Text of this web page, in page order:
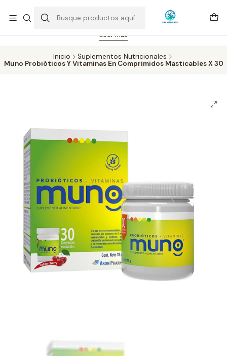
Feriado 21-05-2026 atención hasta las 14 hrs. Envío GRATIS mismo
día solo área Metropolitana Santiago por compras desde CLP 39.900.
Pedidos hasta 16 hrs., sábados y domingos hasta 14 hrs.
Leer más
Inicio
Suplementos Nutricionales
Muno Probióticos Y Vitaminas En Comprimidos Masticables X 30